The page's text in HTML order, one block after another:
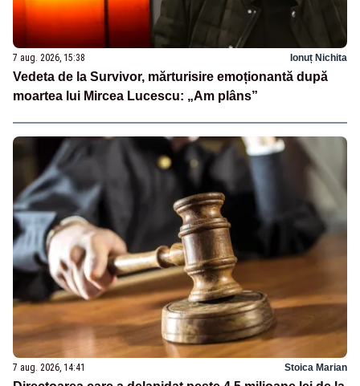
7 aug. 2026, 15:38 Ionuț Nichita
Vedeta de la Survivor, mărturisire emoționantă după
moartea lui Mircea Lucescu: „Am plâns”
7 aug. 2026, 14:41 Stoica Marian